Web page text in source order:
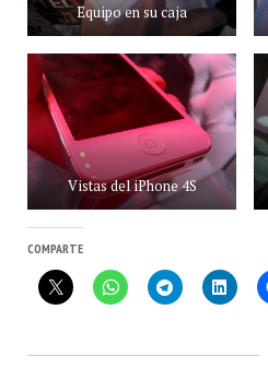
Vistas del iPhone 4S